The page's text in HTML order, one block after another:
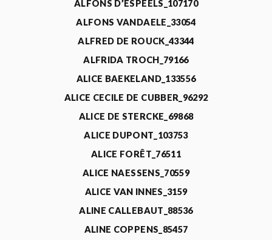
ALFONS D’ESPEELS_107170
ALFONS VANDAELE_33054
ALFRED DE ROUCK_43344
ALFRIDA TROCH_79166
ALICE BAEKELAND_133556
ALICE CECILE DE CUBBER_96292
ALICE DE STERCKE_69868
ALICE DUPONT_103753
ALICE FORÊT_76511
ALICE NAESSENS_70559
ALICE VAN INNES_3159
ALINE CALLEBAUT_88536
ALINE COPPENS_85457